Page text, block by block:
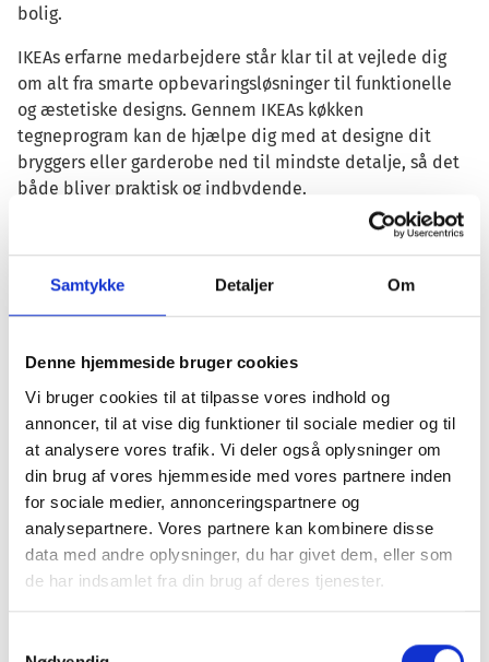
Samtykke Detaljer Om
Denne hjemmeside bruger cookies
Vi bruger cookies til at tilpasse vores indhold og
annoncer, til at vise dig funktioner til sociale medier og til
at analysere vores trafik. Vi deler også oplysninger om
din brug af vores hjemmeside med vores partnere inden
for sociale medier, annonceringspartnere og
analysepartnere. Vores partnere kan kombinere disse
data med andre oplysninger, du har givet dem, eller som
de har indsamlet fra din brug af deres tjenester.
bolig.
IKEAs erfarne medarbejdere står klar til at vejlede dig
om alt fra smarte opbevaringsløsninger til funktionelle
og æstetiske designs. Gennem IKEAs køkken
tegneprogram kan de hjælpe dig med at designe dit
bryggers eller garderobe ned til mindste detalje, så det
både bliver praktisk og indbydende.
Få inspiration til dit IKEA badeværelse og se et udvalg af
garderobeløsninger, så du kan skabe en personlig og
effektiv indretning i hjemmet.
de rette løsninger for dig – uanset om du leder efter nyt
Book tid online - Få gratis og
uforpligtende rådgivning og hjælp
til planlægningen
Book en tid online hos IKEA i Kolding Storcenter og få
gratis, uforpligtende rådgivning til dit drømmeprojekt.
perfekte garderobe fra IKEA, står vores eksperter klar til